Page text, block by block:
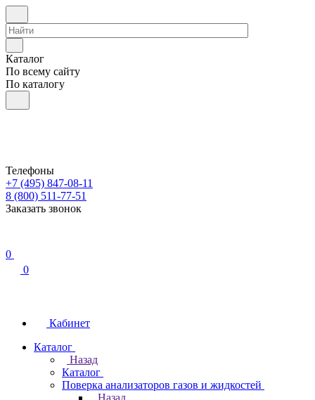
Каталог
По всему сайту
По каталогу
Телефоны
+7 (495) 847-08-11
8 (800) 511-77-51
Заказать звонок
0
0
Кабинет
Каталог
Назад
Каталог
Поверка анализаторов газов и жидкостей
Назад